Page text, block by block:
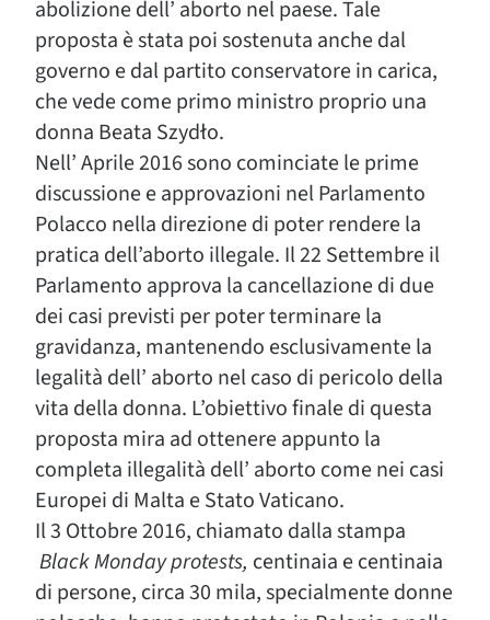
abolizione dell’ aborto nel paese. Tale
proposta è stata poi sostenuta anche dal
governo e dal partito conservatore in carica,
che vede come primo ministro proprio una
donna Beata Szydło.
Nell’ Aprile 2016 sono cominciate le prime
discussione e approvazioni nel Parlamento
Polacco nella direzione di poter rendere la
pratica dell’aborto illegale. Il 22 Settembre il
Parlamento approva la cancellazione di due
dei casi previsti per poter terminare la
gravidanza, mantenendo esclusivamente la
legalità dell’ aborto nel caso di pericolo della
vita della donna. L’obiettivo finale di questa
proposta mira ad ottenere appunto la
completa illegalità dell’ aborto come nei casi
Europei di Malta e Stato Vaticano.
Il 3 Ottobre 2016, chiamato dalla stampa
Black Monday protests, centinaia e centinaia
di persone, circa 30 mila, specialmente donne